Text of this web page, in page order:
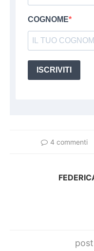
COGNOME
ISCRIVITI
4 commenti